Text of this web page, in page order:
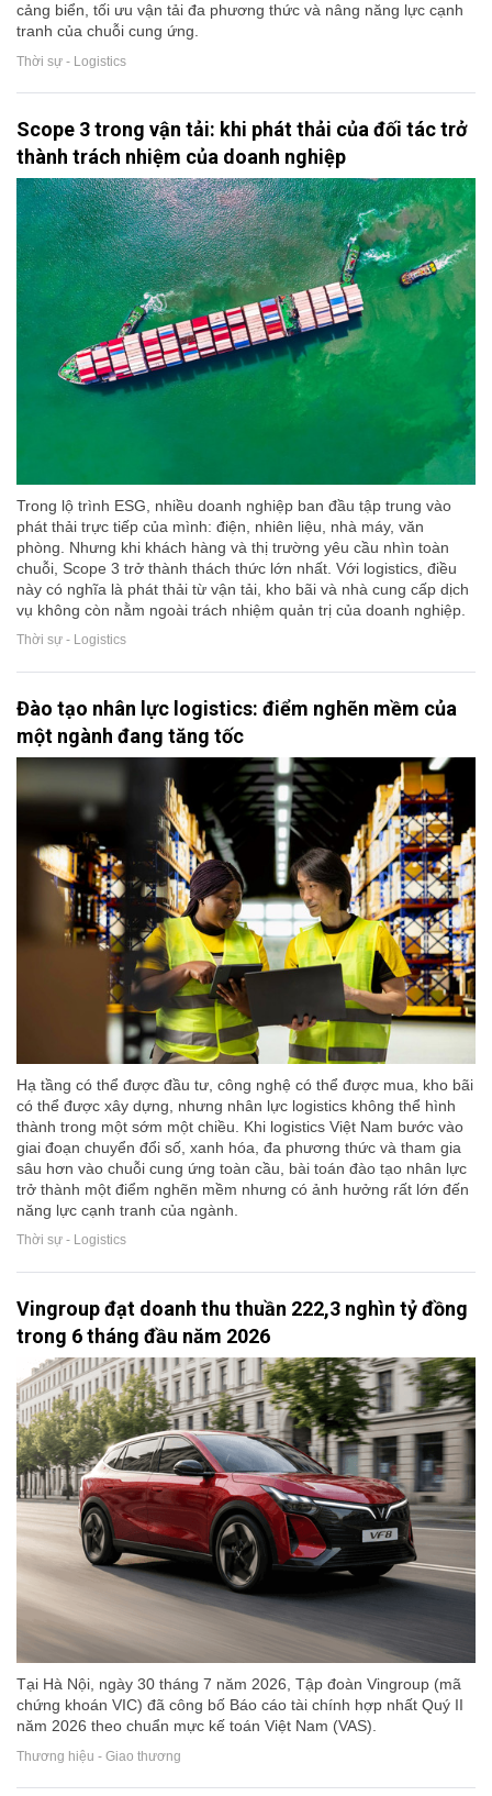
cảng biển, tối ưu vận tải đa phương thức và nâng năng lực cạnh
tranh của chuỗi cung ứng.
Thời sự - Logistics
Scope 3 trong vận tải: khi phát thải của đối tác trở
thành trách nhiệm của doanh nghiệp
Trong lộ trình ESG, nhiều doanh nghiệp ban đầu tập trung vào
phát thải trực tiếp của mình: điện, nhiên liệu, nhà máy, văn
phòng. Nhưng khi khách hàng và thị trường yêu cầu nhìn toàn
chuỗi, Scope 3 trở thành thách thức lớn nhất. Với logistics, điều
này có nghĩa là phát thải từ vận tải, kho bãi và nhà cung cấp dịch
vụ không còn nằm ngoài trách nhiệm quản trị của doanh nghiệp.
Thời sự - Logistics
Đào tạo nhân lực logistics: điểm nghẽn mềm của
một ngành đang tăng tốc
Hạ tầng có thể được đầu tư, công nghệ có thể được mua, kho bãi
có thể được xây dựng, nhưng nhân lực logistics không thể hình
thành trong một sớm một chiều. Khi logistics Việt Nam bước vào
giai đoạn chuyển đổi số, xanh hóa, đa phương thức và tham gia
sâu hơn vào chuỗi cung ứng toàn cầu, bài toán đào tạo nhân lực
trở thành một điểm nghẽn mềm nhưng có ảnh hưởng rất lớn đến
năng lực cạnh tranh của ngành.
Thời sự - Logistics
Vingroup đạt doanh thu thuần 222,3 nghìn tỷ đồng
trong 6 tháng đầu năm 2026
Tại Hà Nội, ngày 30 tháng 7 năm 2026, Tập đoàn Vingroup (mã
chứng khoán VIC) đã công bố Báo cáo tài chính hợp nhất Quý II
năm 2026 theo chuẩn mực kế toán Việt Nam (VAS).
Thương hiệu - Giao thương